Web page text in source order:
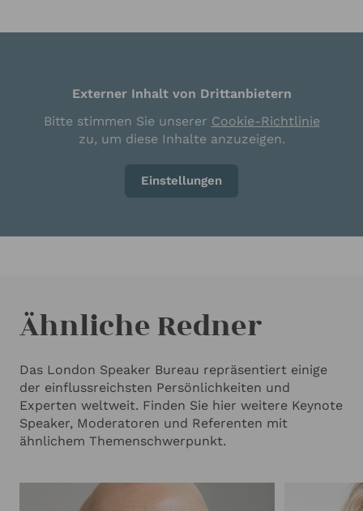
Externer Inhalt von Drittanbietern
Bitte stimmen Sie unserer Cookie-Richtlinie
zu, um diese Inhalte anzuzeigen.
Einstellungen
Ähnliche Redner
Das London Speaker Bureau repräsentiert einige
der einflussreichsten Persönlichkeiten und
Experten weltweit. Finden Sie hier weitere Keynote
Speaker, Moderatoren und Referenten mit
ähnlichem Themenschwerpunkt.